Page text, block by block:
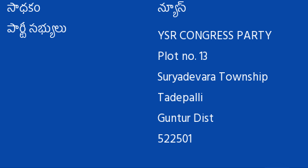
సాధకం
పార్టీ సభ్యులు
న్యూస్
YSR CONGRESS PARTY
Plot no. 13
Suryadevara Township
Tadepalli
Guntur Dist
522501